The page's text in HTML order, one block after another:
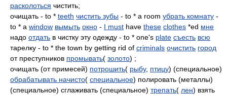
расколоться чистить;
очищать - to * teeth чистить зубы - to * a room убрать комнату -
to * a window вымыть окно - I must have these clothes *ed мне
надо отдать в чистку эту одежду - to * one's plate съесть всю
тарелку - to * the town by getting rid of criminals очистить город
от преступников промывать( золото) ;
очищать (от примесей) потрошить( рыбу, птицу) (специальное)
обрабатывать начисто( специальное) полировать (металлы)
(специальное) сглаживать (специальное) трепать( лен) взять